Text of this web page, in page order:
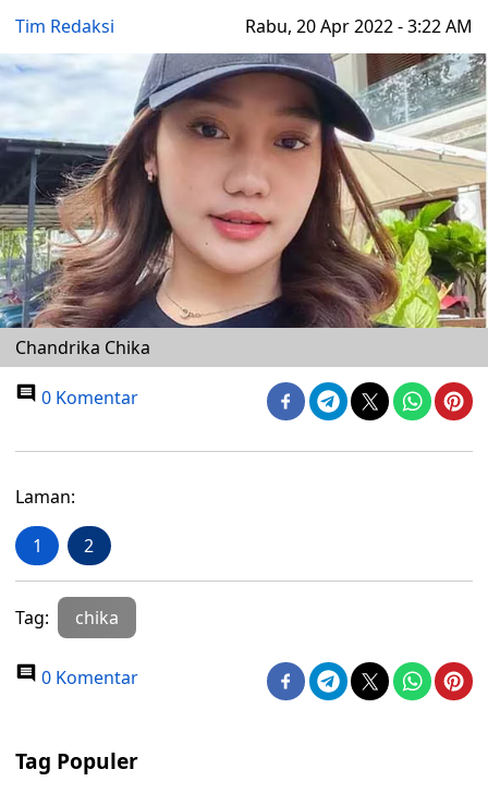
Tim Redaksi Rabu, 20 Apr 2022 - 3:22 AM
Chandrika Chika
0 Komentar
Laman:
1 2
Tag: chika
0 Komentar
Tag Populer